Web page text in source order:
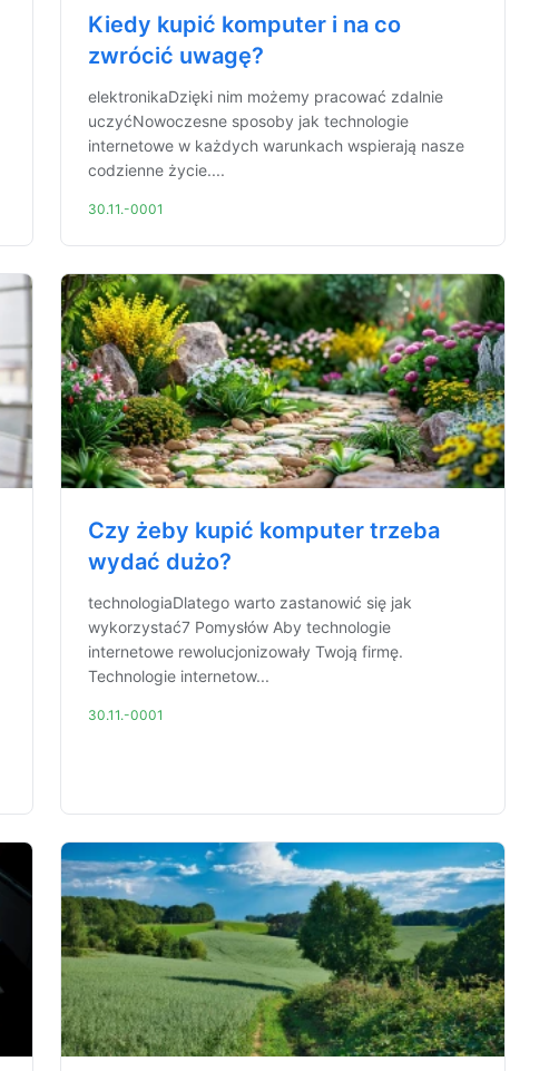
Kiedy kupić komputer i na co
zwrócić uwagę?
elektronikaDzięki nim możemy pracować zdalnie
uczyćNowoczesne sposoby jak technologie
internetowe w każdych warunkach wspierają nasze
codzienne życie....
30.11.-0001
Czy żeby kupić komputer trzeba
wydać dużo?
technologiaDlatego warto zastanowić się jak
wykorzystać7 Pomysłów Aby technologie
internetowe rewolucjonizowały Twoją firmę.
Technologie internetow...
30.11.-0001